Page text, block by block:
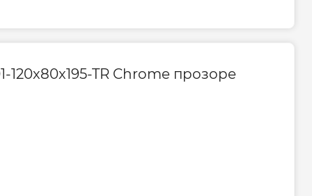
120x80x195-TR Chrome прозоре